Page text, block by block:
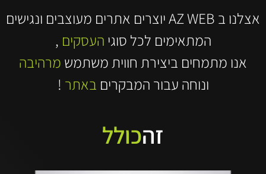
אצלנו ב AZ WEB יוצרים אתרים מעוצבים ונגישים
המתאימים לכל סוגי העסקים ,
אנו מתמחים ביצירת חווית משתמש מרהיבה
ונוחה עבור המבקרים באתר !
זהכולל